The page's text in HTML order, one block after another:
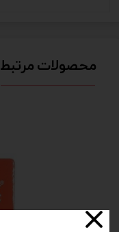
محصولات مرتبط